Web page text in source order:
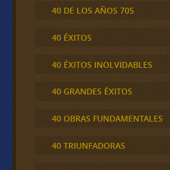
40 DE LOS AÑOS 70S
40 ÉXITOS
40 ÉXITOS INOLVIDABLES
40 GRANDES ÉXITOS
40 OBRAS FUNDAMENTALES
40 TRIUNFADORAS